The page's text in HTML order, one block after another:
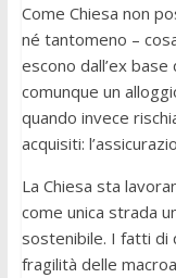
Come Chiesa non
né tantomeno –
escono dall’ex
comunque un
quando invece
acquisiti:
La Chiesa sta
come unica strada
sostenibile. I fatti di
fragilità delle